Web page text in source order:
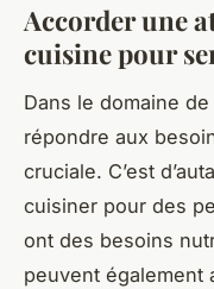
Accorder une
cuisine pour
Dans le domaine
répondre aux
cruciale. C’est
cuisiner pour des
ont des besoins
peuvent également